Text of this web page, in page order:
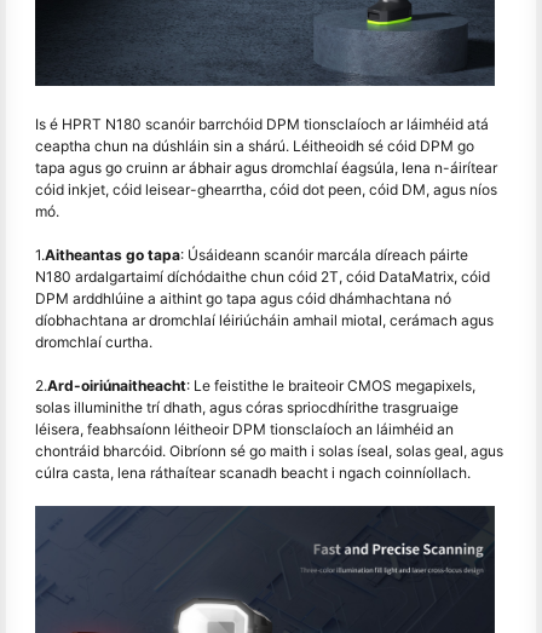
Is é HPRT N180 scanóir barrchóid DPM tionsclaíoch ar láimhéid atá
ceaptha chun na dúshláin sin a shárú. Léitheoidh sé cóid DPM go
tapa agus go cruinn ar ábhair agus dromchlaí éagsúla, lena n-áirítear
cóid inkjet, cóid leisear-ghearrtha, cóid dot peen, cóid DM, agus níos
mó.
1.Aitheantas go tapa: Úsáideann scanóir marcála díreach páirte
N180 ardalgartaimí díchódaithe chun cóid 2T, cóid DataMatrix, cóid
DPM arddhlúine a aithint go tapa agus cóid dhámhachtana nó
díobhachtana ar dromchlaí léiriúcháin amhail miotal, cerámach agus
dromchlaí curtha.
2.Ard-oiriúnaitheacht: Le feistithe le braiteoir CMOS megapixels,
solas illuminithe trí dhath, agus córas spriocdhírithe trasgruaige
léisera, feabhsaíonn léitheoir DPM tionsclaíoch an láimhéid an
chontráid bharcóid. Oibríonn sé go maith i solas íseal, solas geal, agus
cúlra casta, lena ráthaítear scanadh beacht i ngach coinníollach.